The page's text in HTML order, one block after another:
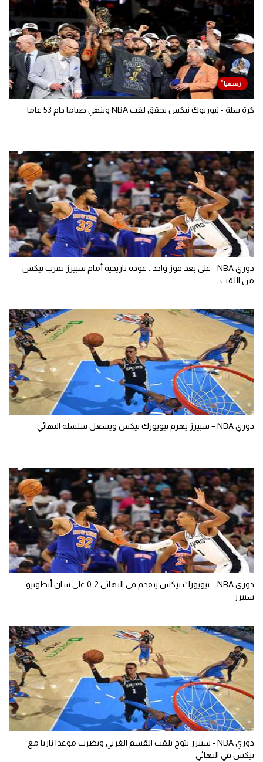
كرة سلة - نيوريوك نيكس يحقق لقب NBA وينهي صياما دام 53 عاما
دوري NBA - على بعد فوز واحد.. عودة تاريخية أمام سبيرز تقرب نيكس
من اللقب
دوري NBA – سبيرز يهزم نيويورك نيكس ويشعل سلسلة النهائي
دوري NBA – نيويورك نيكس يتقدم في النهائي 2-0 على سان أنطونيو
سبيرز
دوري NBA - سبيرز يتوج بلقب القسم الغربي ويضرب موعدا ناريا مع
نيكس في النهائي